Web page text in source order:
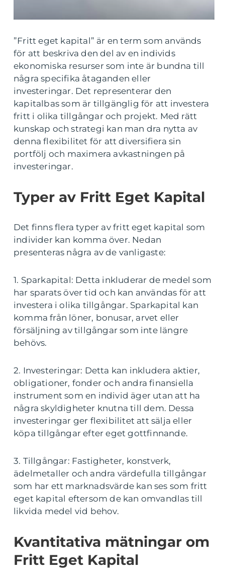
”Fritt eget kapital” är en term som används
för att beskriva den del av en individs
ekonomiska resurser som inte är bundna till
några specifika åtaganden eller
investeringar. Det representerar den
kapitalbas som är tillgänglig för att investera
fritt i olika tillgångar och projekt. Med rätt
kunskap och strategi kan man dra nytta av
denna flexibilitet för att diversifiera sin
portfölj och maximera avkastningen på
investeringar.
Typer av Fritt Eget Kapital
Det finns flera typer av fritt eget kapital som
individer kan komma över. Nedan
presenteras några av de vanligaste:
1. Sparkapital: Detta inkluderar de medel som
har sparats över tid och kan användas för att
investera i olika tillgångar. Sparkapital kan
komma från löner, bonusar, arvet eller
försäljning av tillgångar som inte längre
behövs.
2. Investeringar: Detta kan inkludera aktier,
obligationer, fonder och andra finansiella
instrument som en individ äger utan att ha
några skyldigheter knutna till dem. Dessa
investeringar ger flexibilitet att sälja eller
köpa tillgångar efter eget gottfinnande.
3. Tillgångar: Fastigheter, konstverk,
ädelmetaller och andra värdefulla tillgångar
som har ett marknadsvärde kan ses som fritt
eget kapital eftersom de kan omvandlas till
likvida medel vid behov.
Kvantitativa mätningar om
Fritt Eget Kapital